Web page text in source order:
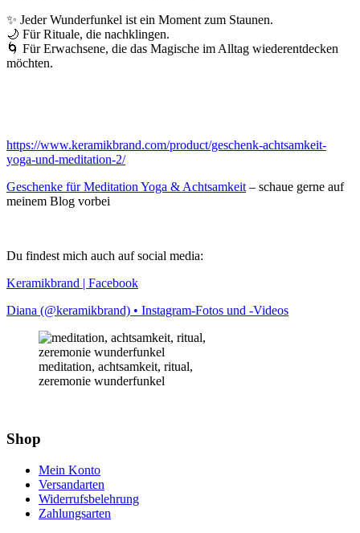
✨ Jeder Wunderfunkel ist ein Moment zum Staunen.
🌙 Für Rituale, die nachklingen.
🌀 Für Erwachsene, die das Magische im Alltag wiederentdecken
möchten.
https://www.keramikbrand.com/product/geschenk-achtsamkeit-
yoga-und-meditation-2/
Geschenke für Meditation Yoga & Achtsamkeit – schaue gerne auf
meinem Blog vorbei
Du findest mich auch auf social media:
Keramikbrand | Facebook
Diana (@keramikbrand) • Instagram-Fotos und -Videos
meditation, achtsamkeit, ritual,
zeremonie wunderfunkel
Shop
Mein Konto
Versandarten
Widerrufsbelehrung
Zahlungsarten